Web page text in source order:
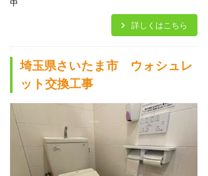
中
詳しくはこちら
埼玉県さいたま市 ウォシュレ
ット交換工事